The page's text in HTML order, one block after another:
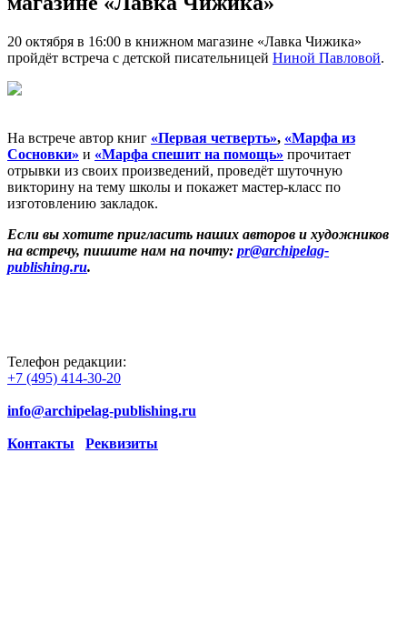
20 октября в 16:00 в книжном магазине «Лавка Чижика»
пройдёт встреча с детской писательницей Ниной Павловой.
На встрече автор книг «Первая четверть», «Марфа из
Сосновки» и «Марфа спешит на помощь» прочитает
отрывки из своих произведений, проведёт шуточную
викторину на тему школы и покажет мастер-класс по
изготовлению закладок.
Если вы хотите пригласить наших авторов и художников
на встречу, пишите нам на почту: pr@archipelag-
publishing.ru.
Телефон редакции:
+7 (495) 414-30-20
info@archipelag-publishing.ru
Контакты Реквизиты